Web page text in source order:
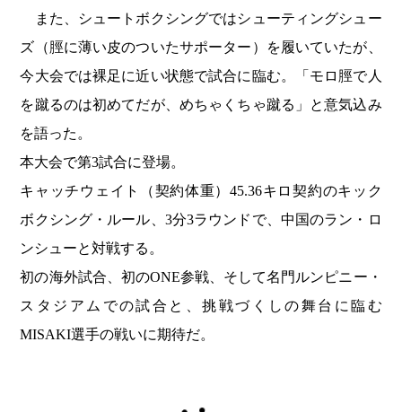
また、シュートボクシングではシューティングシュー
ズ（脛に薄い皮のついたサポーター）を履いていたが、
今大会では裸足に近い状態で試合に臨む。「モロ脛で人
を蹴るのは初めてだが、めちゃくちゃ蹴る」と意気込み
を語った。
本大会で第3試合に登場。
キャッチウェイト（契約体重）45.36キロ契約のキック
ボクシング・ルール、3分3ラウンドで、中国のラン・ロ
ンシューと対戦する。
初の海外試合、初のONE参戦、そして名門ルンピニー・
スタジアムでの試合と、挑戦づくしの舞台に臨む
MISAKI選手の戦いに期待だ。